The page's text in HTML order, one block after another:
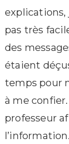
explications,
pas très
des
étaient
temps pour
à me
professeur
l’information.